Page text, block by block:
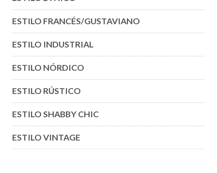
ESTILO FRANCÉS/GUSTAVIANO
ESTILO INDUSTRIAL
ESTILO NÓRDICO
ESTILO RÚSTICO
ESTILO SHABBY CHIC
ESTILO VINTAGE